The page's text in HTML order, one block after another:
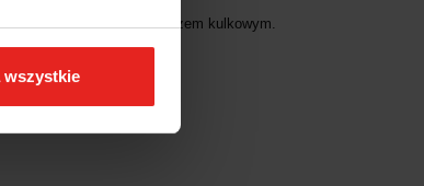
wszystkie
3120, ISO 1174, z ustalaczem kulkowym.